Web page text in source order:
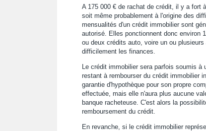
A 175 000 € de rachat de crédit, il y a fort
soit même probablement à l'origine des
mensualités d'un crédit immobilier sont
autorisé. Elles ponctionnent donc environ
ou deux crédits auto, voire un ou
difficilement les finances.
Le crédit immobilier sera parfois soumis
restant à rembourser du crédit immobilier
garantie d'hypothèque pour son propre
effectuée, mais elle n'aura plus aucune
banque racheteuse. C'est alors la
remboursement du crédit.
En revanche, si le crédit immobilier